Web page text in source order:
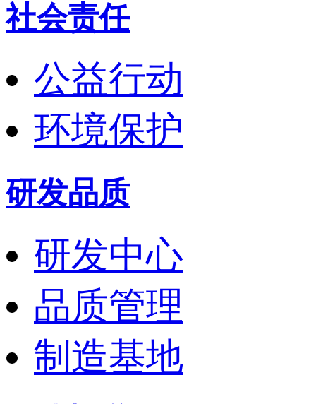
社会责任
公益行动
环境保护
研发品质
研发中心
品质管理
制造基地